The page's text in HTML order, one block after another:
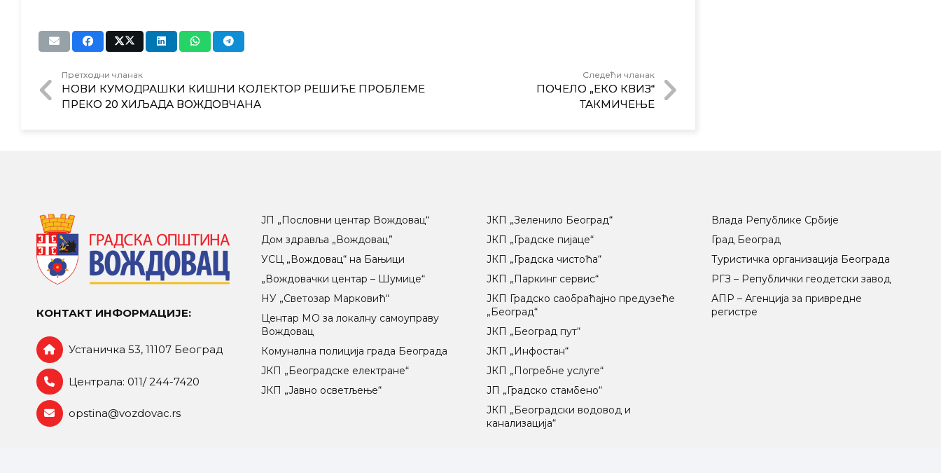
Претходни чланак
НОВИ КУМОДРАШКИ КИШНИ КОЛЕКТОР РЕШИЋЕ ПРОБЛЕМЕ
ПРЕКО 20 ХИЉАДА ВОЖДОВЧАНА
Следећи чланак
ПОЧЕЛО „ЕКО КВИЗ“
ТАКМИЧЕЊЕ
КОНТАКТ ИНФОРМАЦИЈЕ:
Устаничка 53, 11107 Београд
Централа: 011/ 244-7420
opstina@vozdovac.rs
ЈП „Пословни центар Вождовац“
Дом здравља „Вождовац”
УСЦ „Вождовац“ на Бањици
„Вождовачки центар – Шумице“
НУ „Светозар Марковић“
Центар МO за локалну самоуправу
Вождовац
Комунална полиција града Београда
ЈКП „Београдске електране“
ЈКП „Јавно осветљење“
ЈКП „Зеленило Београд“
ЈКП „Градске пијаце“
ЈКП „Градска чистоћа“
ЈКП „Паркинг сервис“
ЈКП Градско саобраћајно предузеће
„Београд“
ЈКП „Београд пут“
ЈКП „Инфостан“
ЈКП „Погребне услуге“
ЈП „Градско стамбено“
ЈКП „Београдски водовод и
канализација“
Влада Републике Србије
Град Београд
Туристичка организација Београда
РГЗ – Републички геодетски завод
АПР – Агенција за привредне
регистре